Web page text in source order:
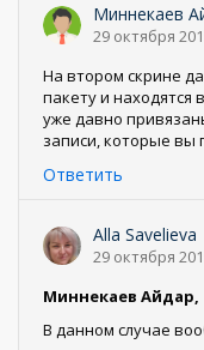
Миннекаев
29 октября
На втором скрине
пакету и находятся
уже давно
записи, которые вы
Ответить
Alla Savelieva
29 октября
Миннекаев Айдар,
В данном случае